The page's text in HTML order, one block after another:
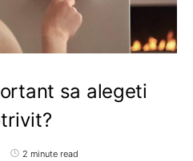
sa alegeti
2 minute read